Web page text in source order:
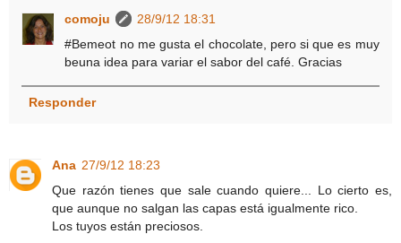
comoju
28/9/12 18:31
#Bemeot no me gusta el chocolate, pero si que es muy
beuna idea para variar el sabor del café. Gracias
Responder
Ana 27/9/12 18:23
Que razón tienes que sale cuando quiere... Lo cierto es,
que aunque no salgan las capas está igualmente rico.
Los tuyos están preciosos.